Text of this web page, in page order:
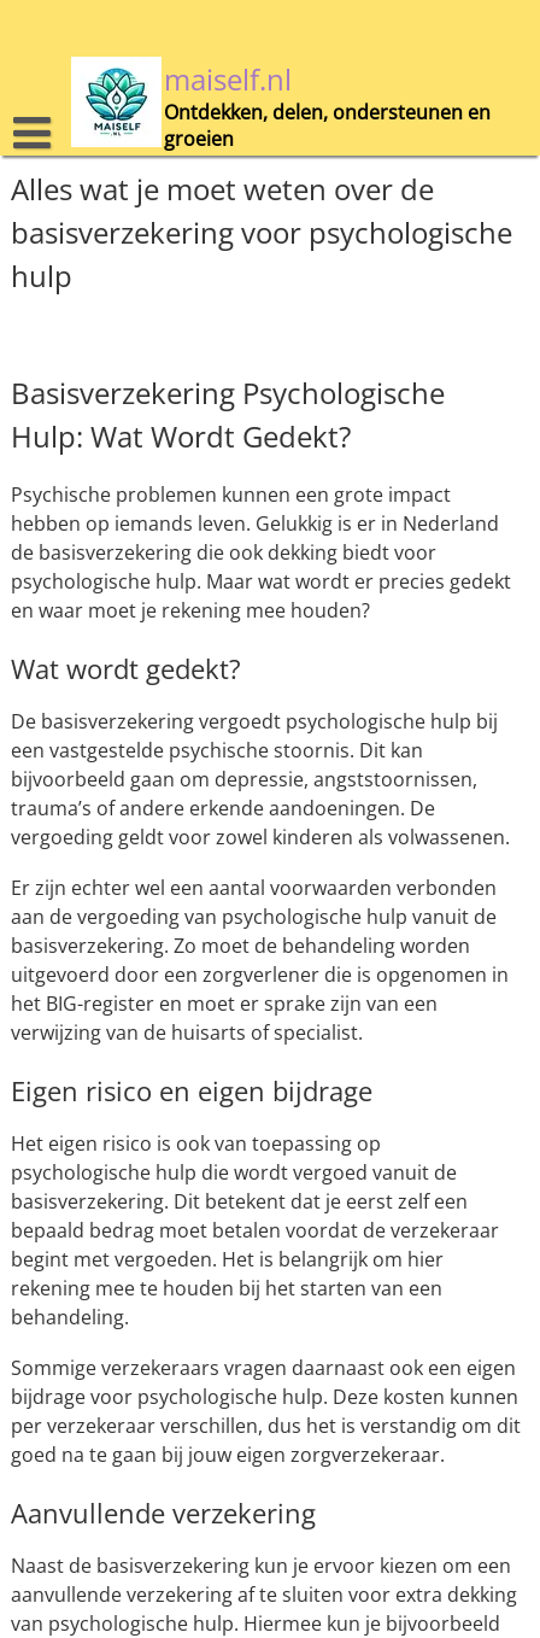
maiself.nl
Ontdekken, delen, ondersteunen en
groeien
Alles wat je moet weten over de
basisverzekering voor psychologische
hulp
Basisverzekering Psychologische
Hulp: Wat Wordt Gedekt?
Psychische problemen kunnen een grote impact
hebben op iemands leven. Gelukkig is er in Nederland
de basisverzekering die ook dekking biedt voor
psychologische hulp. Maar wat wordt er precies gedekt
en waar moet je rekening mee houden?
Wat wordt gedekt?
De basisverzekering vergoedt psychologische hulp bij
een vastgestelde psychische stoornis. Dit kan
bijvoorbeeld gaan om depressie, angststoornissen,
trauma’s of andere erkende aandoeningen. De
vergoeding geldt voor zowel kinderen als volwassenen.
Er zijn echter wel een aantal voorwaarden verbonden
aan de vergoeding van psychologische hulp vanuit de
basisverzekering. Zo moet de behandeling worden
uitgevoerd door een zorgverlener die is opgenomen in
het BIG-register en moet er sprake zijn van een
verwijzing van de huisarts of specialist.
Eigen risico en eigen bijdrage
Het eigen risico is ook van toepassing op
psychologische hulp die wordt vergoed vanuit de
basisverzekering. Dit betekent dat je eerst zelf een
bepaald bedrag moet betalen voordat de verzekeraar
begint met vergoeden. Het is belangrijk om hier
rekening mee te houden bij het starten van een
behandeling.
Sommige verzekeraars vragen daarnaast ook een eigen
bijdrage voor psychologische hulp. Deze kosten kunnen
per verzekeraar verschillen, dus het is verstandig om dit
goed na te gaan bij jouw eigen zorgverzekeraar.
Aanvullende verzekering
Naast de basisverzekering kun je ervoor kiezen om een
aanvullende verzekering af te sluiten voor extra dekking
van psychologische hulp. Hiermee kun je bijvoorbeeld